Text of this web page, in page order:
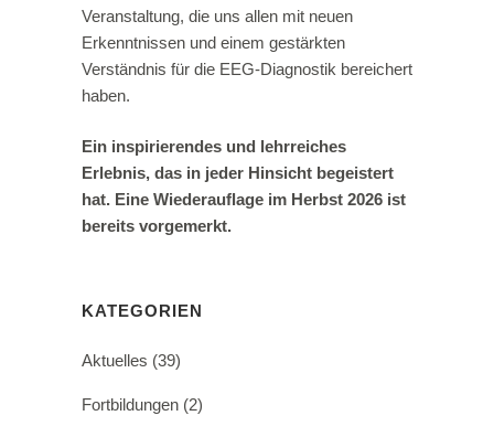
Veranstaltung, die uns allen mit neuen
Erkenntnissen und einem gestärkten
Verständnis für die EEG-Diagnostik bereichert
haben.
Ein inspirierendes und lehrreiches
Erlebnis, das in jeder Hinsicht begeistert
hat. Eine Wiederauflage im Herbst 2026 ist
bereits vorgemerkt.
KATEGORIEN
Aktuelles (39)
Fortbildungen (2)